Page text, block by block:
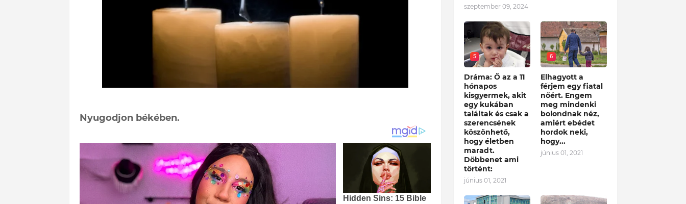
Nyugodjon békében.
szeptember 09, 2024
5
Dráma: Ő az a 11
hónapos
kisgyermek, akit
egy kukában
találtak és csak a
szerencsének
köszönhető,
hogy életben
maradt.
Döbbenet ami
történt:
június 01, 2021
6
Elhagyott a
férjem egy fiatal
nőért. Engem
meg mindenki
bolondnak néz,
amiért ebédet
hordok neki,
hogy...
június 01, 2021